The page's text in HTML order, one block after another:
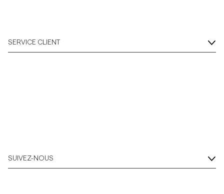
SERVICE CLIENT
SUIVEZ-NOUS